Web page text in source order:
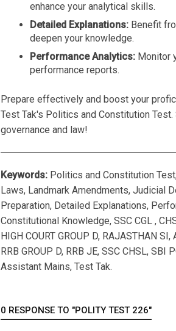
enhance your analytical skills.
Detailed Explanations: Benefit
deepen your knowledge.
Performance Analytics: Monitor
performance reports.
Prepare effectively and boost your
Test Tak's Politics and Constitution
governance and law!
Keywords: Politics and Constitution
Laws, Landmark Amendments, Judicial
Preparation, Detailed Explanations,
Constitutional Knowledge, SSC CGL ,
HIGH COURT GROUP D, RAJASTHAN SI,
RRB GROUP D, RRB JE, SSC CHSL, SBI
Assistant Mains, Test Tak.
0 RESPONSE TO "POLITY TEST 226"